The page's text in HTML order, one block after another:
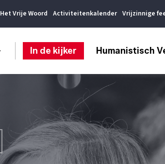
Het Vrije Woord Activiteitenkalender Vrijzinnige
In de kijker Humanistisch